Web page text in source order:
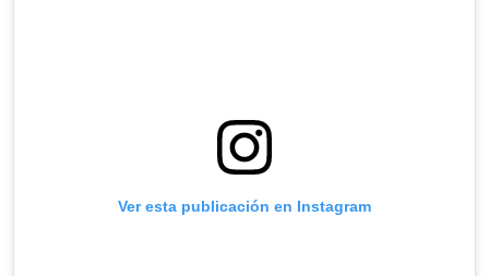
Ver esta publicación en Instagram